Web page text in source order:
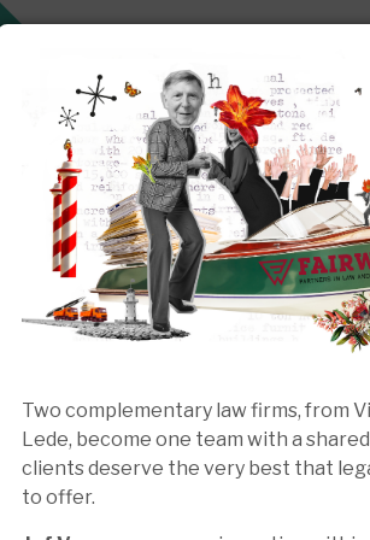
Two complementary law firms, from
Lede, become one team with a
clients deserve the very best that
to offer.